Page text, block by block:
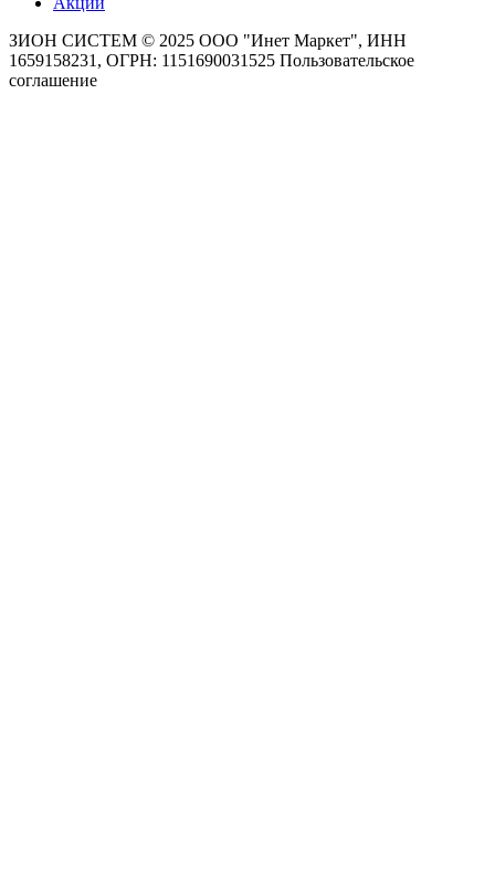
ЗИОН СИСТЕМ © 2025 ООО "Инет Маркет", ИНН
1659158231, ОГРН: 1151690031525 Пользовательское
соглашение